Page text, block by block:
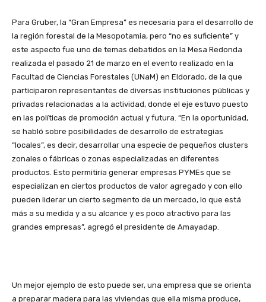
Para Gruber, la “Gran Empresa” es necesaria para el desarrollo de
la región forestal de la Mesopotamia, pero “no es suficiente” y
este aspecto fue uno de temas debatidos en la Mesa Redonda
realizada el pasado 21 de marzo en el evento realizado en la
Facultad de Ciencias Forestales (UNaM) en Eldorado, de la que
participaron representantes de diversas instituciones públicas y
privadas relacionadas a la actividad, donde el eje estuvo puesto
en las políticas de promoción actual y futura. “En la oportunidad,
se habló sobre posibilidades de desarrollo de estrategias
“locales”, es decir, desarrollar una especie de pequeños clusters
zonales o fábricas o zonas especializadas en diferentes
productos. Esto permitiría generar empresas PYMEs que se
especializan en ciertos productos de valor agregado y con ello
pueden liderar un cierto segmento de un mercado, lo que está
más a su medida y a su alcance y es poco atractivo para las
grandes empresas”, agregó el presidente de Amayadap.
Un mejor ejemplo de esto puede ser, una empresa que se orienta
a preparar madera para las viviendas que ella misma produce,